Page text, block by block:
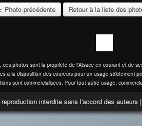
Photo précédente Retour à la liste des
ces photos sont la propriété de l'Alsace en courant et de
à la disposition des coureurs pour un usage strictement
sont commercialisées. Pour tout autre usage,
reproduction interdite sans l'accord des auteurs |